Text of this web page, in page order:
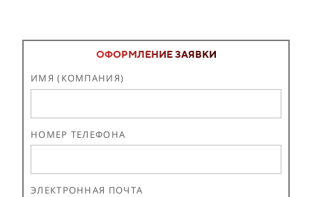
ОФОРМЛЕНИЕ ЗАЯВКИ
ИМЯ (КОМПАНИЯ)
НОМЕР ТЕЛЕФОНА
ЭЛЕКТРОННАЯ ПОЧТА